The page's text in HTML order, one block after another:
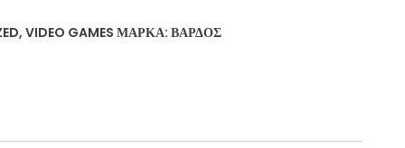
, VIDEO GAMES ΜΆΡΚΑ: ΒΆΡΔΟΣ